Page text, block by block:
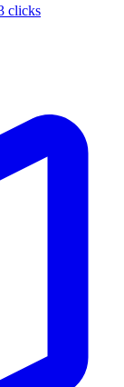
clicks